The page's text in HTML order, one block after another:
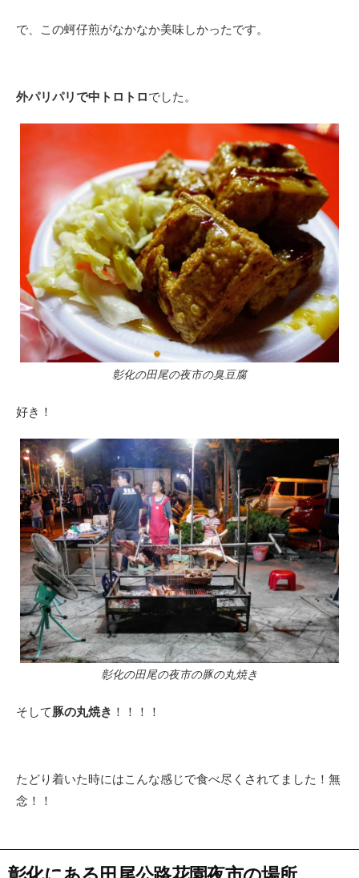
で、この蚵仔煎がなかなか美味しかったです。
外パリパリで中トロトロでした。
彰化の田尾の夜市の臭豆腐
好き！
彰化の田尾の夜市の豚の丸焼き
そして豚の丸焼き ！！！！
たどり着いた時にはこんな感じで食べ尽くされてました！無
念！！